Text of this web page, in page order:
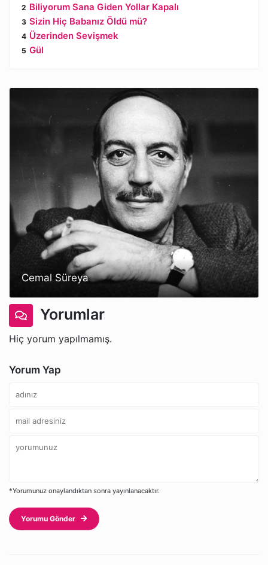
Biliyorum Sana Giden Yollar Kapalı
Sizin Hiç Babanız Öldü mü?
Üzerinden Sevişmek
Gül
Cemal Süreya
Yorumlar
Hiç yorum yapılmamış.
Yorum Yap
*Yorumunuz onaylandıktan sonra yayınlanacaktır.
Yorumu Gönder